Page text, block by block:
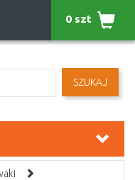
SZUKAJ
0 szt